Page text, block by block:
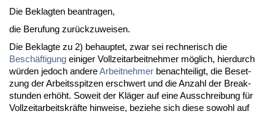
Die Be­klag­ten be­an­tra­gen,
die Be­ru­fung zurück­zu­wei­sen.
Die Be­klag­te zu 2) be­haup­tet, zwar sei rech­ne­risch die
Beschäfti­gung ei­ni­ger Voll­zeit­ar­beit­neh­mer möglich, hier­durch
würden je­doch an­de­reAr­beit­neh­mer be­nach­tei­ligt, die Be­set­
zung der Ar­beits­spit­zen er­schwert und die An­zahl der Break­
stun­den erhöht. So­weit der Kläger auf ei­ne Aus­schrei­bung für
Voll­zeit­ar­beits­kräfte hin­wei­se, be­zie­he sich die­se so­wohl auf